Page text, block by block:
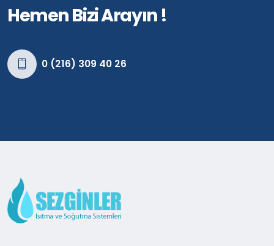
Hemen Bizi Arayın !
0 (216) 309 40 26